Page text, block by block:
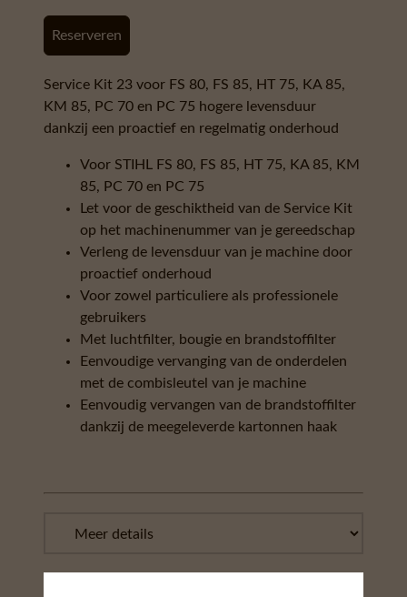
Reserveren
Service Kit 23 voor FS 80, FS 85, HT 75, KA 85,
KM 85, PC 70 en PC 75 hogere levensduur
dankzij een proactief en regelmatig onderhoud
Voor STIHL FS 80, FS 85, HT 75, KA 85, KM
85, PC 70 en PC 75
Let voor de geschiktheid van de Service Kit
op het machinenummer van je gereedschap
Verleng de levensduur van je machine door
proactief onderhoud
Voor zowel particuliere als professionele
gebruikers
Met luchtfilter, bougie en brandstoffilter
Eenvoudige vervanging van de onderdelen
met de combisleutel van je machine
Eenvoudig vervangen van de brandstoffilter
dankzij de meegeleverde kartonnen haak